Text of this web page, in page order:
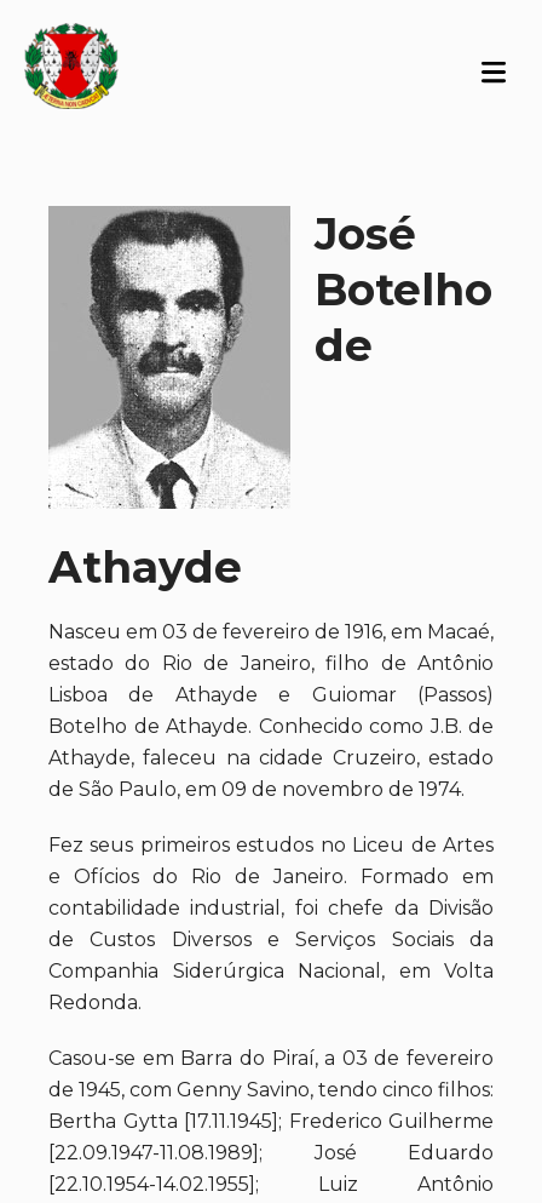
José
Botelho
de
Athayde
Nasceu em 03 de fevereiro de 1916, em Macaé,
estado do Rio de Janeiro, filho de Antônio
Lisboa de Athayde e Guiomar (Passos)
Botelho de Athayde. Conhecido como J.B. de
Athayde, faleceu na cidade Cruzeiro, estado
de São Paulo, em 09 de novembro de 1974.
Fez seus primeiros estudos no Liceu de Artes
e Ofícios do Rio de Janeiro. Formado em
contabilidade industrial, foi chefe da Divisão
de Custos Diversos e Serviços Sociais da
Companhia Siderúrgica Nacional, em Volta
Redonda.
Casou-se em Barra do Piraí, a 03 de fevereiro
de 1945, com Genny Savino, tendo cinco filhos:
Bertha Gytta [17.11.1945]; Frederico Guilherme
[22.09.1947-11.08.1989]; José Eduardo
[22.10.1954-14.02.1955]; Luiz Antônio